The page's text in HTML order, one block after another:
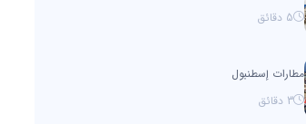
5 دقائق
مطارات إسطنبول
3 دقائق